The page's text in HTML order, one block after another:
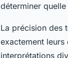
déterminer
La précision des
exactement
interprétations